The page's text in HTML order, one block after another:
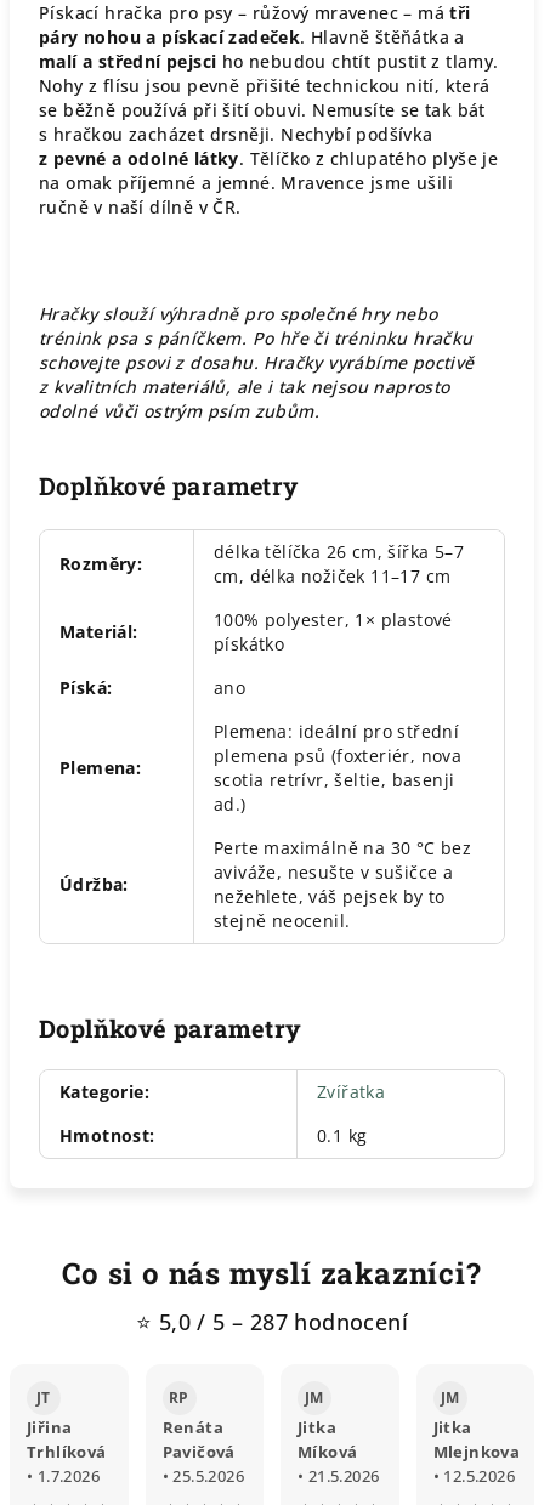
Pískací hračka pro psy – růžový mravenec – mátři
páry nohou a pískací zadeček. Hlavně štěňátka a
malí a střední pejsci ho nebudou chtít pustit z tlamy.
Nohy z flísu jsou pevně přišité technickou nití, která
se běžně používá při šití obuvi. Nemusíte se tak bát
s hračkou zacházet drsněji. Nechybí podšívka
z pevné a odolné látky. Tělíčko z chlupatého plyše je
na omak příjemné a jemné. Mravence jsme ušili
ručně v naší dílně v ČR.
Hračky slouží výhradně pro společné hry nebo
trénink psa s páníčkem. Po hře či tréninku hračku
schovejte psovi z dosahu. Hračky vyrábíme poctivě
z kvalitních materiálů, ale i tak nejsou naprosto
odolné vůči ostrým psím zubům.
Doplňkové parametry
Rozměry:
délka tělíčka 26 cm, šířka 5–7
cm, délka nožiček 11–17 cm
Materiál:
100% polyester, 1× plastové
pískátko
Píská: ano
Plemena:
Plemena: ideální pro střední
plemena psů (foxteriér, nova
scotia retrívr, šeltie, basenji
ad.)
Údržba:
Perte maximálně na 30 °C bez
aviváže, nesušte v sušičce a
nežehlete, váš pejsek by to
stejně neocenil.
Doplňkové parametry
Kategorie:
Zvířatka
Hmotnost: 0.1 kg
Co si o nás myslí zakazníci?
⭐ 5,0 / 5 – 287 hodnocení
JT
Jiřina
Trhlíková
• 1.7.2026
RP
Renáta
Pavičová
• 25.5.2026
JM
Jitka
Míková
• 21.5.2026
JM
Jitka
Mlejnkova
• 12.5.2026